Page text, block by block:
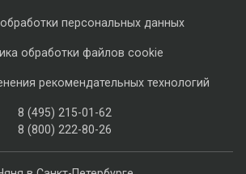
персональных данных
обработки файлов cookie
рекомендательных технологий
8 (495) 215-01-62
8 (800) 222-80-26